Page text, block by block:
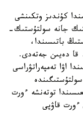
كۇندىز وتكىنشى
جانە سولتۇستىك-
باتىسىندا،
ورتالىعىندا 15 م/س- قا دەيىن جەتەدى.
اۋا تەمپەراتۋراسى
سولتۇستىگىندە
توتەنشە ءورت
ءورت قاۋپى